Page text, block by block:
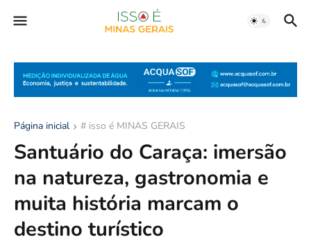
Página inicial # isso é MINAS GERAIS
Santuário do Caraça: imersão
na natureza, gastronomia e
muita história marcam o
destino turístico